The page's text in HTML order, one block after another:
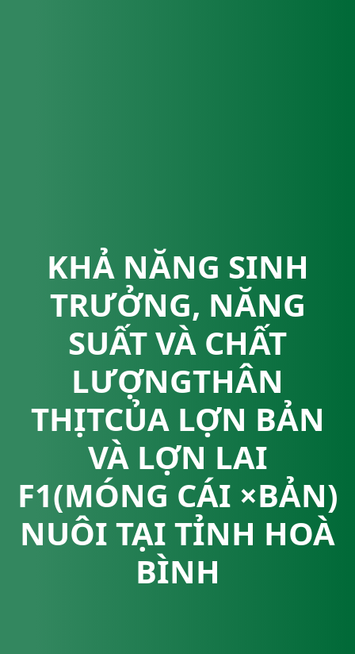
KHẢ NĂNG SINH
TRƯỞNG, NĂNG
SUẤT VÀ CHẤT
LƯỢNGTHÂN
THỊTCỦA LỢN BẢN
VÀ LỢN LAI
F1(MÓNG CÁI ×BẢN)
NUÔI TẠI TỈNH HOÀ
BÌNH